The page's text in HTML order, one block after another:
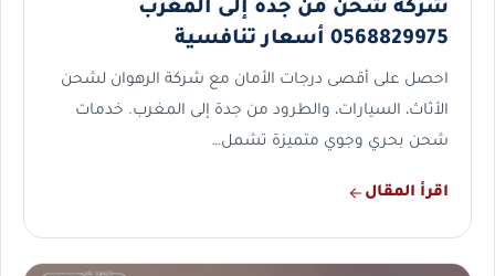
شركة شحن من جدة إلى المغرب
0568829975 أسعار تنافسية
احصل على أقصى درجات الأمان مع شركة الرهوان لشحن
الأثاث، السيارات، والطرود من جدة إلى المغرب. خدمات
شحن بحري وجوي متميزة تشمل…
اقرأ المقال